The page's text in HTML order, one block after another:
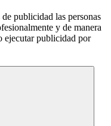
publicidad las personas
y de manera
ejecutar publicidad por